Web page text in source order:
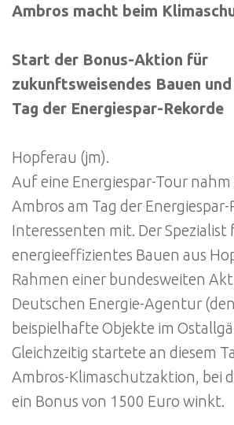
Ambros macht beim
Start der Bonus-Aktion für
zukunftsweisendes Bauen und
Tag der Energiespar-Rekorde
Hopferau (jm).
Auf eine Energiespar-Tour nahm
Ambros am Tag der Energiespar-
Interessenten mit. Der Spezialist
energieeffizientes Bauen aus
Rahmen einer bundesweiten
Deutschen Energie-Agentur
beispielhafte Objekte im
Gleichzeitig startete an diesem
Ambros-Klimaschutzaktion, bei
ein Bonus von 1500 Euro winkt.